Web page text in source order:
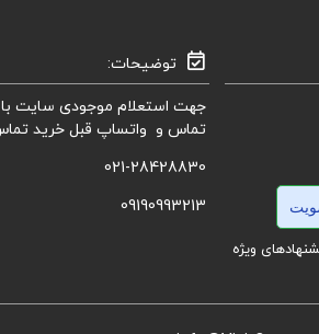
ویژه
توضیحات:
جهت استعلام موجودی سایت با
تماس و واتساپ قبل خرید
021-28428830
09190993213